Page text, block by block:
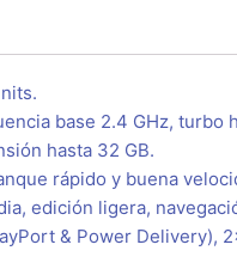
base 2.4 GHz, turbo
hasta 32 GB.
rápido y buena
edición ligera,
& Power Delivery),